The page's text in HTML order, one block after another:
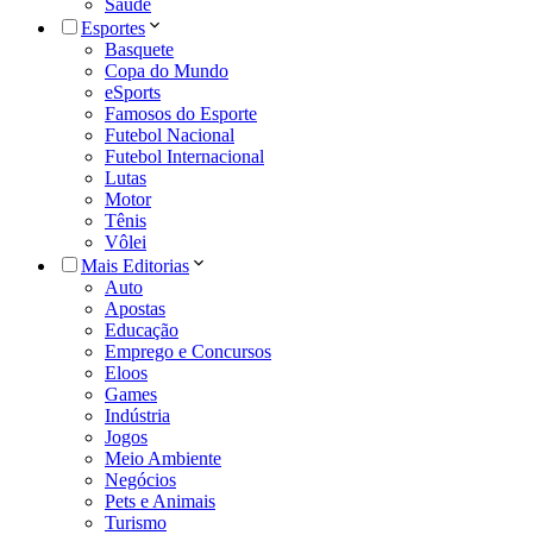
Saúde
Esportes
Basquete
Copa do Mundo
eSports
Famosos do Esporte
Futebol Nacional
Futebol Internacional
Lutas
Motor
Tênis
Vôlei
Mais Editorias
Auto
Apostas
Educação
Emprego e Concursos
Eloos
Games
Indústria
Jogos
Meio Ambiente
Negócios
Pets e Animais
Turismo